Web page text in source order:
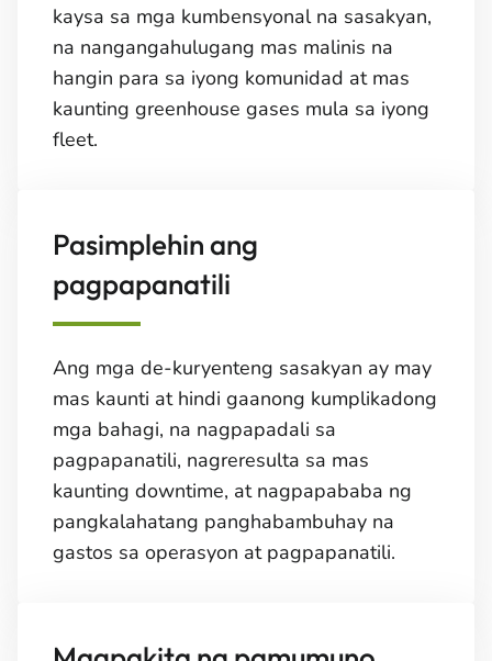
kaysa sa mga kumbensyonal na sasakyan,
na nangangahulugang mas malinis na
hangin para sa iyong komunidad at mas
kaunting greenhouse gases mula sa iyong
fleet.
Pasimplehin ang
pagpapanatili
Ang mga de-kuryenteng sasakyan ay may
mas kaunti at hindi gaanong kumplikadong
mga bahagi, na nagpapadali sa
pagpapanatili, nagreresulta sa mas
kaunting downtime, at nagpapababa ng
pangkalahatang panghabambuhay na
gastos sa operasyon at pagpapanatili.